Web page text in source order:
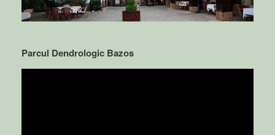
Parcul Dendrologic Bazos